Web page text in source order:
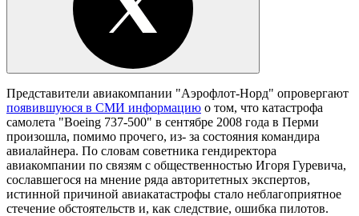
Представители авиакомпании "Аэрофлот-Hорд" опровергают
появившуюся в СМИ информацию о том, что катастрофа
самолета "Boeing 737-500" в сентябре 2008 года в Перми
произошла, помимо прочего, из- за состояния командира
авиалайнера. По словам советника гендиректора
авиакомпании по связям с общественностью Игоря Гуревича,
сославшегося на мнение ряда авторитетных экспертов,
истинной причиной авиакатастрофы стало неблагоприятное
стечение обстоятельств и, как следствие, ошибка пилотов.